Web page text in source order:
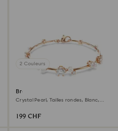
2 Couleurs
Bracelet Constella
Crystal Pearl, Tailles rondes, Blanc,
199 CHF